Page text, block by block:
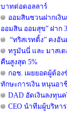
บาทต่อดอลลาร์
ออมสินชวนฝากเงิน
ออมสิน ออมสุข” ฝาก
“ทริสเรทติ้ง” คงอั
ทรูมันนี่ และ มาสเ
คืนสูงสุด 5%
กอช. เผยยอดผู้ต้อ
ทักษะการเงิน หนุนอ
DAD อัดเงินลงทุน
CEO นำทีมผู้บริหา